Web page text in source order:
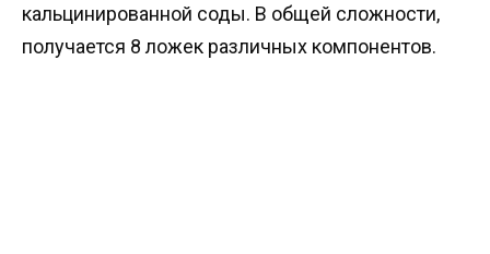
кальцинированной соды. В общей сложности,
получается 8 ложек различных компонентов.